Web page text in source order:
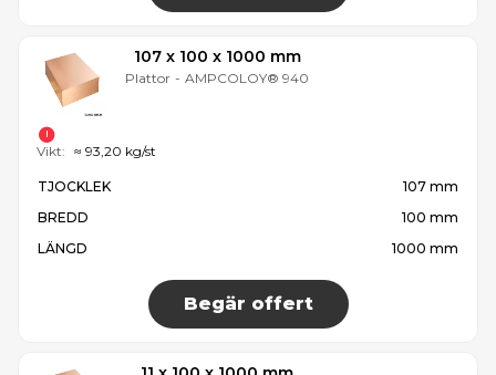
107 x 100 x 1000 mm
Plattor - AMPCOLOY® 940
TJOCKLEK
107 mm
BREDD
100 mm
LÄNGD
1000 mm
Begär offert
Vikt: ≈ 93,20 kg/st